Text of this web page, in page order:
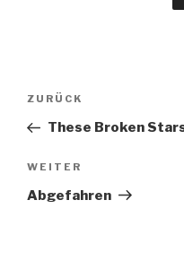
Beitragsnavigation
Vorheriger
Beitrag
ZURÜCK
These Broken
Nächster
Beitrag
WEITER
Abgefahren